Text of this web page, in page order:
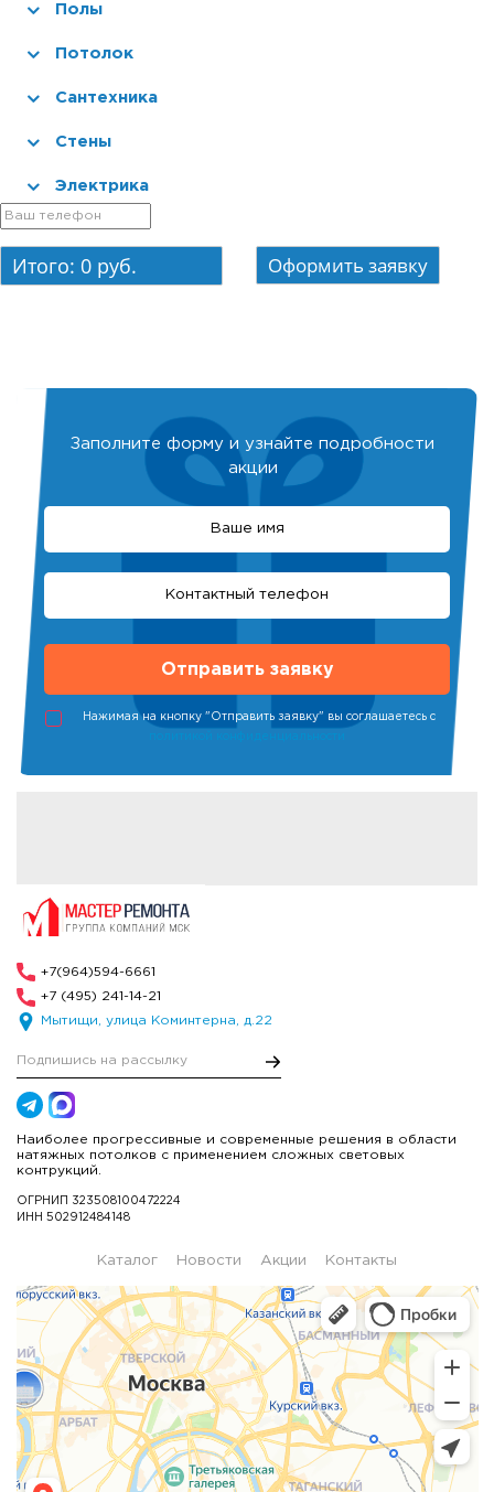
Полы
Потолок
Сантехника
Стены
Электрика
Итого: 0руб.
Заполните форму и узнайте подробности
акции
Нажимая на кнопку "Отправить заявку" вы соглашаетесь с
политикой конфиденциальности
+7(964)594-6661
+7 (495) 241-14-21
Мытищи, улица Коминтерна, д.22
Наиболее прогрессивные и современные решения в области
натяжных потолков с применением сложных световых
контрукций.
ОГРНИП 323508100472224
ИНН 502912484148
Каталог Новости Акции Контакты